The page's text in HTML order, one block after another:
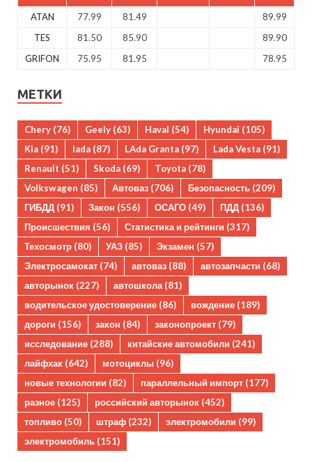
ATAN 77.99 81.49
89.99
TES
81.50 85.90
89.90
GRIFON
75.95 81.95 78.95
МЕТКИ
Chery (76) Geely (63) Haval (54) Hyundai (105)
Kia (91) lada (87) LAda Granta (97) Lada Vesta (91)
Renault (51) Skoda (69) Toyota (78)
Volkswagen (85) Автоваз (706) Безопасность (209)
ГИБДД (91) Закон (556) ОСАГО (49) ПДД (136)
Происшествия (56) Статистика и рейтинги (317)
Техосмотр (80) УАЗ (85) Экзамен (57)
Электросамокат (74) автоваз (88) автозапчасти (68)
авторынок (227) автошкола (81)
водительское удостоверение (86) вождение (189)
дороги (156) закон (84) законопроект (79)
исследование (288) китайские автомобили (241)
лайфхак (642) мотоциклы (96)
новые технологии (82) параллельный импорт (177)
разное (125) российский авторынок (452)
топливо (50) штраф (232) электромобили (99)
электромобиль (151)